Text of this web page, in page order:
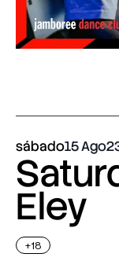
sábado15 Ago
Eley
+18